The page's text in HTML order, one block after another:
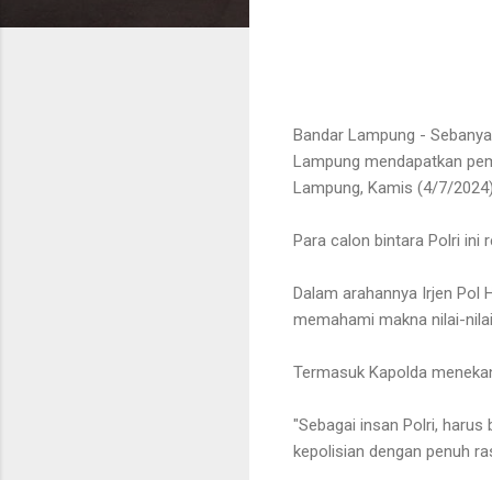
Bandar Lampung -
Lampung mendapatkan
Lampung, Kamis (4/7/
Para calon bintara Polri ini
Dalam arahannya Irjen Pol
memahami makna nilai-
Termasuk Kapolda
"Sebagai insan Polri,
kepolisian dengan penuh